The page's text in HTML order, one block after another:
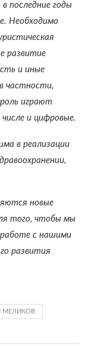
последние годы
Необходимо
развитие
и иные
частности,
играют
и цифровые.
в реализации
новые
того, чтобы мы
с нашими
развития
МЕЛИКОВ